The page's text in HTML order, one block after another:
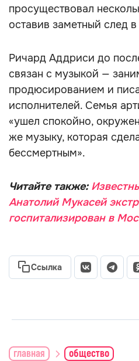
просуществовал
оставив заметный след
Ричард Аддриси до
связан с музыкой —
продюсированием и
исполнителей. Семья
«ушел спокойно,
же музыку, которая
бессмертным».
Читайте также:
Анатолий Мукасей
госпитализирован в
Ссылка
главная общество